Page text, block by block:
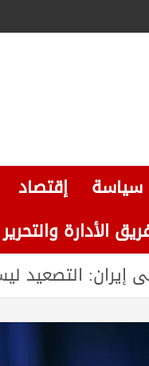
سياسة إقتصاد
الأدارة والتحرير
إيران: